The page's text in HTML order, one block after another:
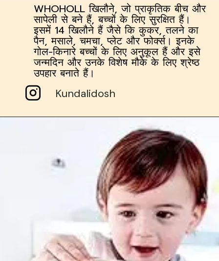
WHOHOLL खिलौने, जो प्राकृतिक बीच और
सापेली से बने हैं, बच्चों के लिए सुरक्षित हैं।
इसमें 14 खिलौने हैं जैसे कि कुकर, तलने का
पैन, मसाले, चमचा, प्लेट और फोर्क्स। इनके
गोल-किनारे बच्चों के लिए अनुकूल हैं और इसे
जन्मदिन और उनके विशेष मौके के लिए श्रेष्ठ
उपहार बनाते हैं।
Kundalidosh